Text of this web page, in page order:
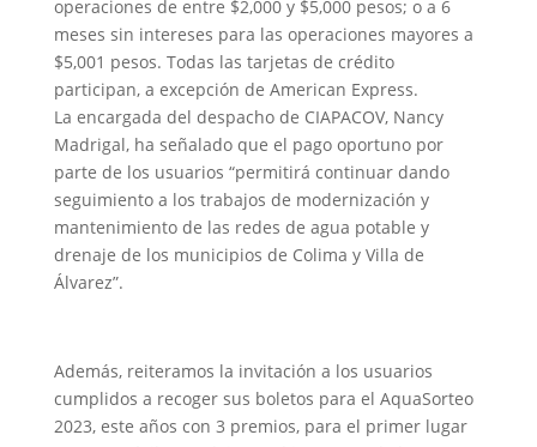
operaciones de entre $2,000 y $5,000 pesos; o a 6
meses sin intereses para las operaciones mayores a
$5,001 pesos. Todas las tarjetas de crédito
participan, a excepción de American Express.
La encargada del despacho de CIAPACOV, Nancy
Madrigal, ha señalado que el pago oportuno por
parte de los usuarios “permitirá continuar dando
seguimiento a los trabajos de modernización y
mantenimiento de las redes de agua potable y
drenaje de los municipios de Colima y Villa de
Álvarez”.
Además, reiteramos la invitación a los usuarios
cumplidos a recoger sus boletos para el AquaSorteo
2023, este años con 3 premios, para el primer lugar